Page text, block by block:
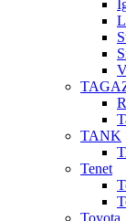
TANK
Tenet
Toyota